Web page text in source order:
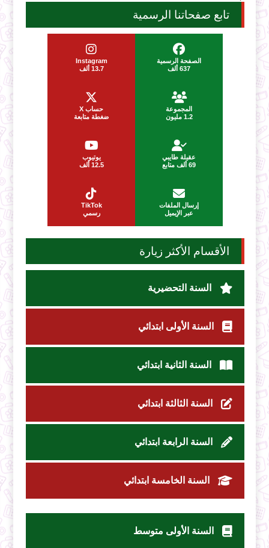
تابع صفحاتنا الرسمية
الصفحة الرسمية
637 ألف
Instagram
13.7 ألف
المجموعة
1.2 مليون
حساب X
ضغطة متابعة
عقيلة طايبي
69 ألف متابع
يوتيوب
12.5 ألف
إرسال الملفات
عبر الإيميل
TikTok
رسمي
الأقسام الأكثر زيارة
السنة التحضيرية
السنة الأولى ابتدائي
السنة الثانية ابتدائي
السنة الثالثة ابتدائي
السنة الرابعة ابتدائي
السنة الخامسة ابتدائي
السنة الأولى متوسط